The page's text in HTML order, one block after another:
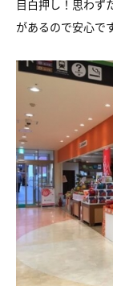
目白押し！思わず
があるので安心で